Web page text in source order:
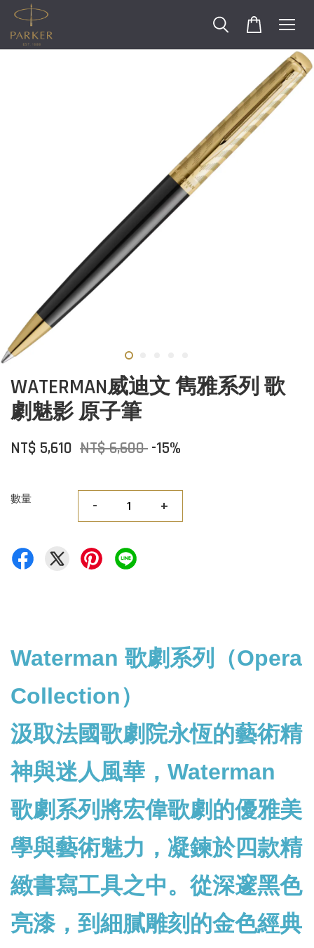
WATERMAN威迪文 雋雅系列 歌
劇魅影 原子筆
NT$ 5,610 NT$ 6,600 -15%
數量 - +
Waterman 歌劇系列（Opera
Collection）
汲取法國歌劇院永恆的藝術精
神與迷人風華，Waterman
歌劇系列將宏偉歌劇的優雅美
學與藝術魅力，凝鍊於四款精
緻書寫工具之中。從深邃黑色
亮漆，到細膩雕刻的金色經典